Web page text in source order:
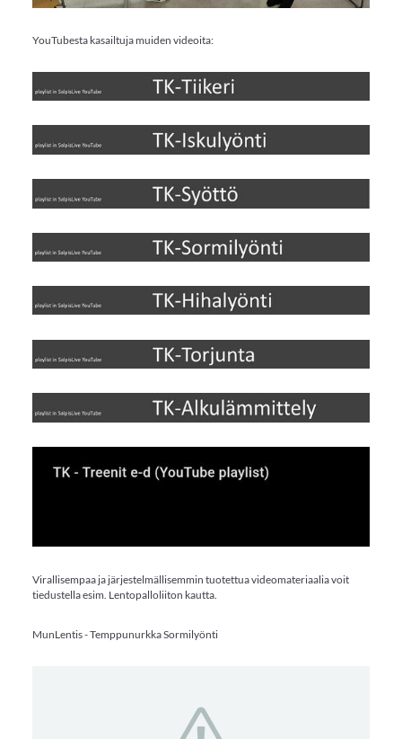
YouTubesta kasailtuja muiden videoita:
Virallisempaa ja järjestelmällisemmin tuotettua videomateriaalia voit
tiedustella esim. Lentopalloliiton kautta.
MunLentis - Temppunurkka Sormilyönti